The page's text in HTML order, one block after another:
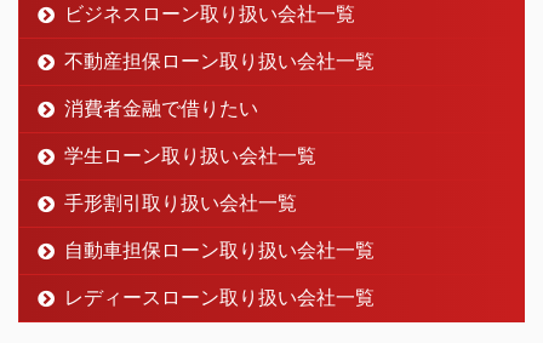
ビジネスローン取り扱い会社一覧
不動産担保ローン取り扱い会社一覧
消費者金融で借りたい
学生ローン取り扱い会社一覧
手形割引取り扱い会社一覧
自動車担保ローン取り扱い会社一覧
レディースローン取り扱い会社一覧